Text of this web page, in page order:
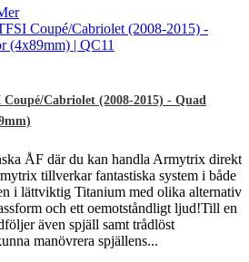
Cabriolet (2008-2015) - Quad
ÅF där du kan handla Armytrix direkt
tillverkar fantastiska system i både
i lättviktig Titanium med olika alternativ
och ett oemotståndligt ljud!Till en
även spjäll samt trådlöst
manövrera spjällens...